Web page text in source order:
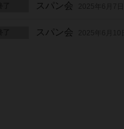
スパン会
スパン会